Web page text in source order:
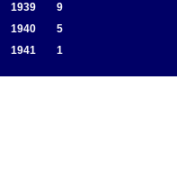
1939
9
1940
5
1941
1